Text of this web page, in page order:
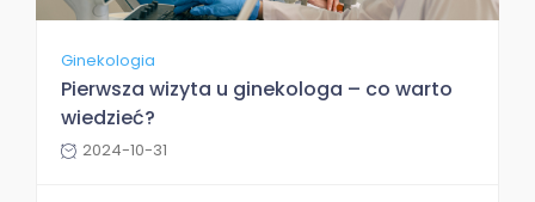
Ginekologia
Pierwsza wizyta u ginekologa – co warto
wiedzieć?
2024-10-31